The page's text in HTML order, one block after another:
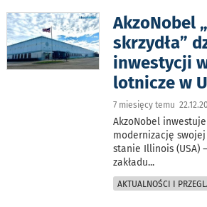
AkzoNobel
skrzydła”
inwestycji
lotnicze w
7 miesięcy temu
AkzoNobel
modernizację
stanie Illinois (USA)
zakładu...
AKTUALNOŚCI I